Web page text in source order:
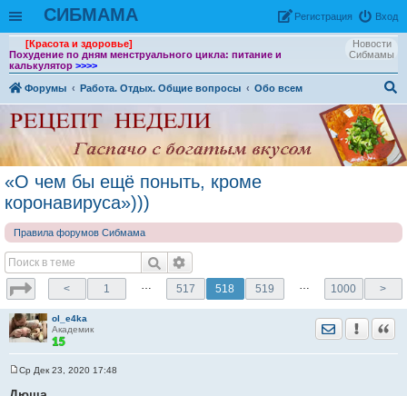
СИБМАМА Вход
Рeгиcтpaция
Новости
Сибмамы
[Красота и здоровье]
Похудение по дням менструального цикла: питание и
калькулятор >>>>
Форумы Работа. Отдых. Общие вопросы
Обо всем
ск
«О чем бы ещё поныть, кроме
коронавируса»)))
Правила форумов Сибмама
< 1 … 517 518 519 … 1000 >
ol_e4ka
Академик
Отправить
Ср Дек 23, 2020 17:48